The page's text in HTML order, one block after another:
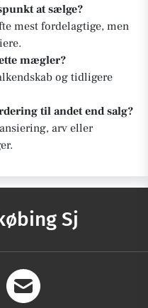
at sælge?
mest fordelagtige, men
mægler?
og tidligere
til andet end salg?
arv eller
Sj